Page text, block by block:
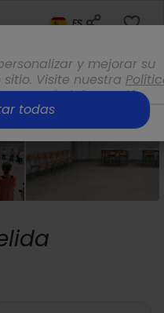
ES
y mejorar su
Visite nuestra
más información.
todas